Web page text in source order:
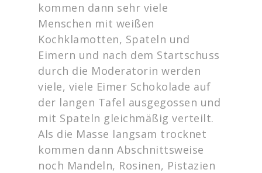
kommen dann sehr viele
Menschen mit weißen
Kochklamotten, Spateln und
Eimern und nach dem Startschuss
durch die Moderatorin werden
viele, viele Eimer Schokolade auf
der langen Tafel ausgegossen und
mit Spateln gleichmäßig verteilt.
Als die Masse langsam trocknet
kommen dann Abschnittsweise
noch Mandeln, Rosinen, Pistazien